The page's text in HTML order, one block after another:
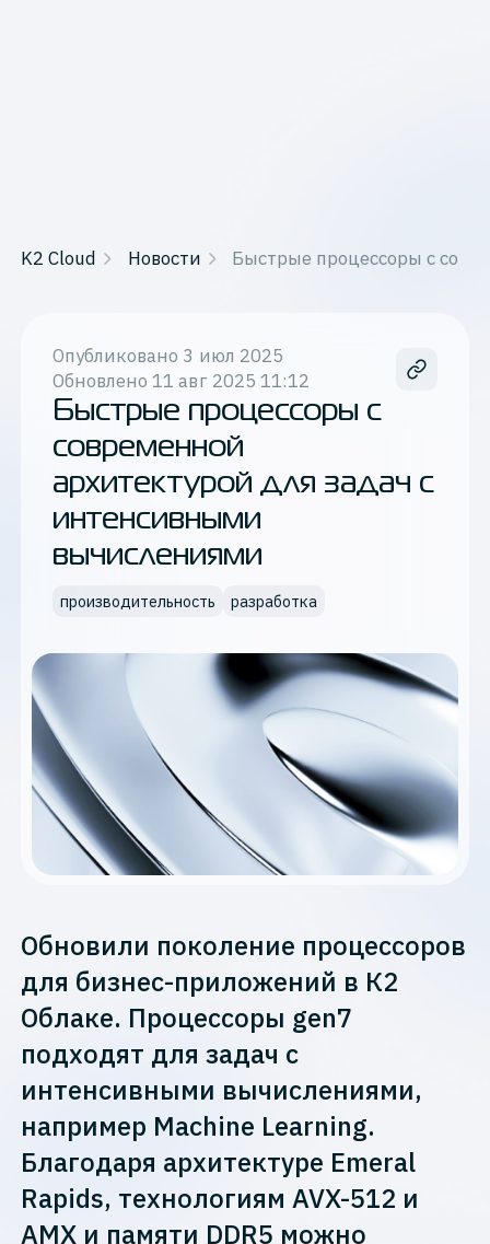
K2 Cloud Новости Быстрые процессоры с
Опубликовано 3 июл 2025
Обновлено 11 авг 2025 11:12
Быстрые процессоры с
современной
архитектурой для задач с
интенсивными
вычислениями
производительность разработка
Обновили поколение процессоров
для бизнес-приложений в К2
Облаке. Процессоры gen7
подходят для задач с
интенсивными вычислениями,
например Machine Learning.
Благодаря архитектуре Emeral
Rapids, технологиям AVX-512 и
AMX и памяти DDR5 можно